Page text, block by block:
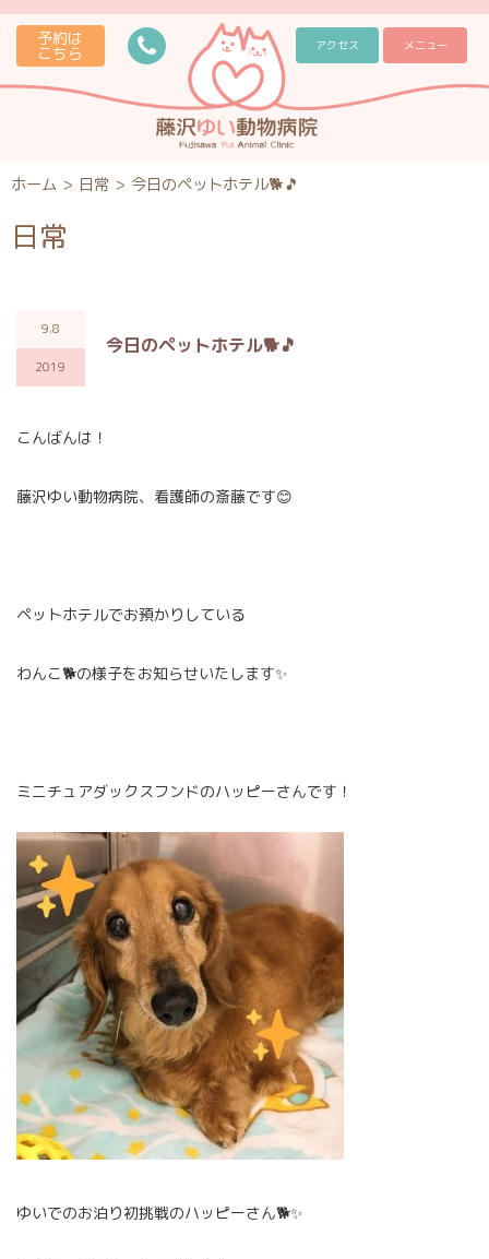
予約は
こちら アクセス メニュー
ホーム > 日常 > 今日のペットホテル🐕🎵
日常
9.8
2019
今日のペットホテル🐕🎵
こんばんは！
藤沢ゆい動物病院、看護師の斎藤です😊
ペットホテルでお預かりしている
わんこ🐕の様子をお知らせいたします✨
ミニチュアダックスフンドのハッピーさんです！
ゆいでのお泊り初挑戦のハッピーさん🐕✨